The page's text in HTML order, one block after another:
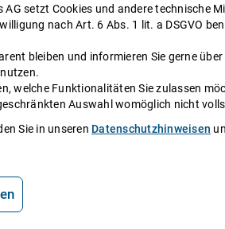
Über uns Anwälte
vom Anwalt Vorstrafenregister
einsehen?
Bundeszentralregister vermerkt,
bezeichnet wird. Aufgrund des
lässt sich dieses jedoch nicht
Auskünfte über begangene
angefordert werden.
AG setzt Cookies und andere technische
nach Art. 6 Abs. 1 lit. a DSGVO
bleiben und informieren Sie gerne
welche Funktionalitäten Sie zulassen
Auswahl womöglich nicht
Sie in unseren Datenschutzhinweisen